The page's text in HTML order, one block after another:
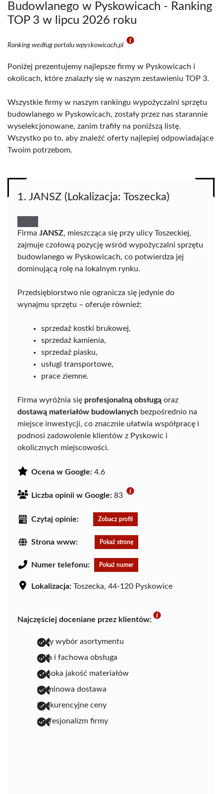
Budowlanego w Pyskowicach - Ranking
TOP 3 w lipcu 2026 roku
Ranking według portalu wpyskowicach.pl
Poniżej prezentujemy najlepsze firmy w Pyskowicach i
okolicach, które znalazły się w naszym zestawieniu TOP 3.
Wszystkie firmy w naszym rankingu wypożyczalni sprzętu
budowlanego w Pyskowicach, zostały przez nas starannie
wyselekcjonowane, zanim trafiły na poniższą listę.
Wszystko po to, aby znaleźć oferty najlepiej odpowiadające
Twoim potrzebom.
1. JANSZ (Lokalizacja: Toszecka)
Firma JANSZ, mieszcząca się przy ulicy Toszeckiej,
zajmuje czołową pozycję wśród wypożyczalni sprzętu
budowlanego w Pyskowicach, co potwierdza jej
dominującą rolę na lokalnym rynku.
Przedsiębiorstwo nie ogranicza się jedynie do
wynajmu sprzętu – oferuje również:
sprzedaż kostki brukowej,
sprzedaż kamienia,
sprzedaż piasku,
usługi transportowe,
prace ziemne.
Firma wyróżnia się profesjonalną obsługą oraz
dostawą materiałów budowlanych bezpośrednio na
miejsce inwestycji, co znacznie ułatwia współpracę i
podnosi zadowolenie klientów z Pyskowic i
okolicznych miejscowości.
Ocena w Google: 4.6
Liczba opinii w Google: 83
Czytaj opinie: Zobacz profil
Strona www: Pokaż stronę
Numer telefonu: Pokaż numer
Lokalizacja: Toszecka, 44-120 Pyskowice
Najczęściej doceniane przez klientów:
duży wybór asortymentu
miła i fachowa obsługa
wysoka jakość materiałów
terminowa dostawa
konkurencyjne ceny
profesjonalizm firmy